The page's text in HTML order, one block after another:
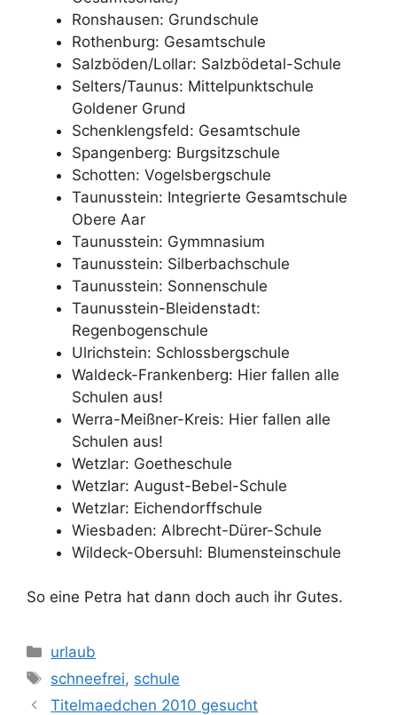
Ronshausen: Grundschule
Rothenburg: Gesamtschule
Salzböden/Lollar: Salzbödetal-Schule
Selters/Taunus: Mittelpunktschule
Goldener Grund
Schenklengsfeld: Gesamtschule
Spangenberg: Burgsitzschule
Schotten: Vogelsbergschule
Taunusstein: Integrierte Gesamtschule
Obere Aar
Taunusstein: Gymmnasium
Taunusstein: Silberbachschule
Taunusstein: Sonnenschule
Taunusstein-Bleidenstadt:
Regenbogenschule
Ulrichstein: Schlossbergschule
Waldeck-Frankenberg: Hier fallen alle
Schulen aus!
Werra-Meißner-Kreis: Hier fallen alle
Schulen aus!
Wetzlar: Goetheschule
Wetzlar: August-Bebel-Schule
Wetzlar: Eichendorffschule
Wiesbaden: Albrecht-Dürer-Schule
Wildeck-Obersuhl: Blumensteinschule
So eine Petra hat dann doch auch ihr Gutes.
Kategorien
urlaub
Schlagwörter
schneefrei, schule
Titelmaedchen 2010 gesucht